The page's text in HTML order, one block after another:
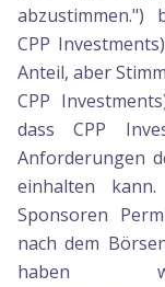
abzustimmen.")
CPP
Anteil, aber
CPP
dass CPP
Anforderungen
einhalten
Sponsoren
nach dem
haben